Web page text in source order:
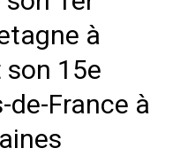
à
15e
de-France à